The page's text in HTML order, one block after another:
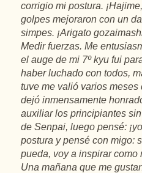
corrigio mi postura.
golpes mejoraron con un
simpes. ¡Arigato
Medir fuerzas. Me
el auge de mi 7º kyu fui
haber luchado con todos,
tuve me valió varios meses
dejó inmensamente
auxiliar los principiantes
de Senpai, luego pensé:
postura y pensé con migo:
pueda, voy a inspirar como
Una mañana que me